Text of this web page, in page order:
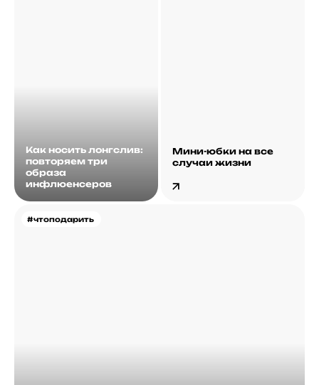
Как носить лонгслив:
повторяем три
образа
инфлюенсеров
#чтоподарить
Мини-юбки на все
случаи жизни